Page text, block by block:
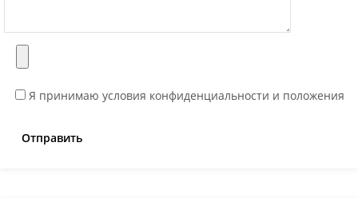
Я принимаю условия конфиденциальности и положения